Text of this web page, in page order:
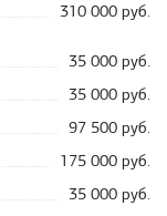
310 000 руб.
35 000 руб.
35 000 руб.
97 500 руб.
175 000 руб.
35 000 руб.